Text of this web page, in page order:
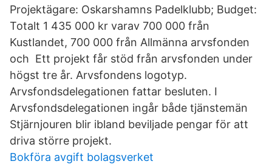
Projektägare: Oskarshamns Padelklubb; Budget:
Totalt 1 435 000 kr varav 700 000 från
Kustlandet, 700 000 från Allmänna arvsfonden
och Ett projekt får stöd från arvsfonden under
högst tre år. Arvsfondens logotyp.
Arvsfondsdelegationen fattar besluten. I
Arvsfondsdelegationen ingår både tjänstemän
Stjärnjouren blir ibland beviljade pengar för att
driva större projekt.
Bokföra avgift bolagsverket